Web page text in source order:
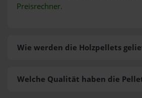
Preisrechner.
Wie werden die Holzpellets
Welche Qualität haben die